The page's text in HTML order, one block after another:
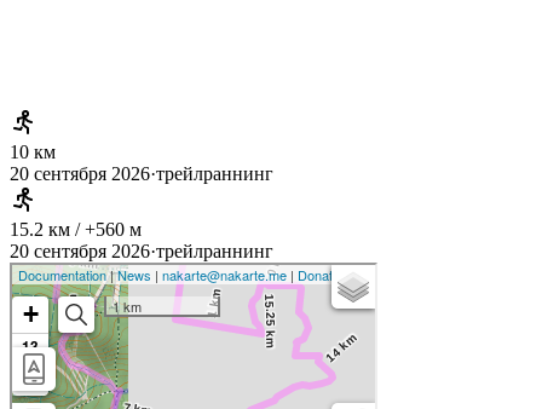
10 км
20 сентября 2026·трейлраннинг
15.2 км / +560 м
20 сентября 2026·трейлраннинг